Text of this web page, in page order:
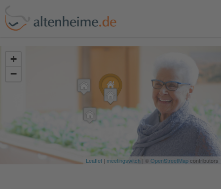
+
−
Leaflet | meetingswitch | ©OpenStreetMapcontributors